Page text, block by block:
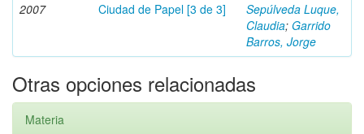
2007
Ciudad de Papel [3 de 3]
Sepúlveda Luque,
Claudia; Garrido
Barros, Jorge
Otras opciones relacionadas
Materia